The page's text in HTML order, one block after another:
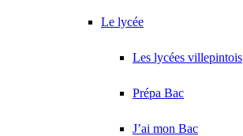
Le lycée
Les lycées villepintois
Prépa Bac
J’ai mon Bac